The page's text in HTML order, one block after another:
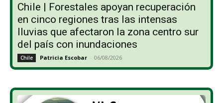
Chile | Forestales apoyan recuperación
en cinco regiones tras las intensas
lluvias que afectaron la zona centro sur
del país con inundaciones
Chile Patricia Escobar - 06/08/2026